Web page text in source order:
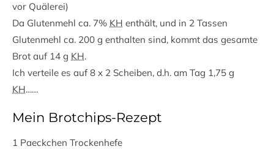
vor Quälerei)
Da Glutenmehl ca. 7% KH enthält, und in 2 Tassen
Glutenmehl ca. 200 g enthalten sind, kommt das gesamte
Brot auf 14 g KH.
Ich verteile es auf 8 x 2 Scheiben, d.h. am Tag 1,75 g
KH……
Mein Brotchips-Rezept
1 Paeckchen Trockenhefe